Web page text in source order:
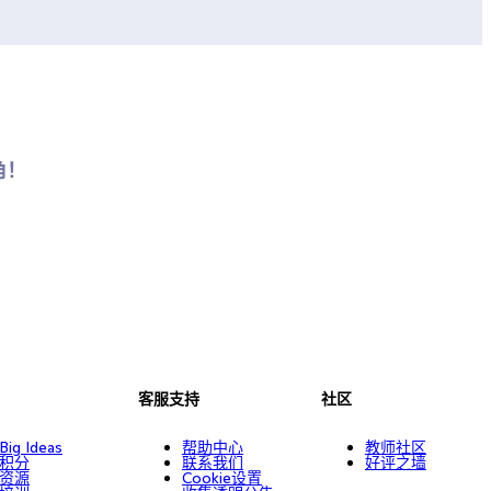
Ideas
分
源
客服支持
帮助中心
联系我们
Cookie设置
社区
教师社区
好评之墙